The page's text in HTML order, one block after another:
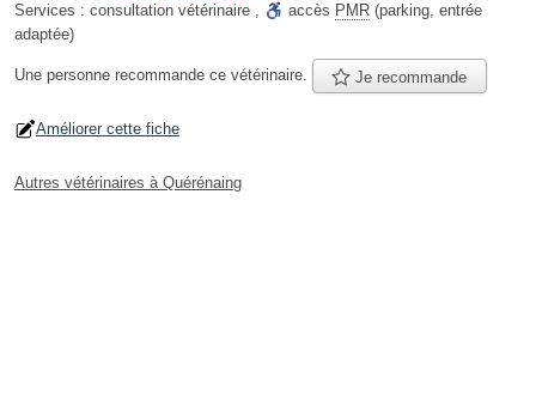
Services : consultation vétérinaire , accès PMR (parking, entrée
adaptée)
Une personne recommande ce vétérinaire. Je recommande
Améliorer cette fiche
Autres vétérinaires à Quérénaing